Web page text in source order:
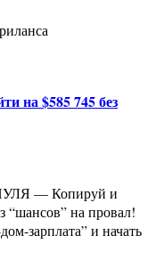
на $585 745 без
“шансов” на провал!
зарплата” и начать